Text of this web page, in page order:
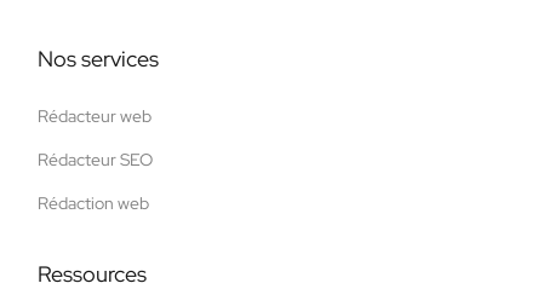
Nos services
Rédacteur web
Rédacteur SEO
Rédaction web
Ressources